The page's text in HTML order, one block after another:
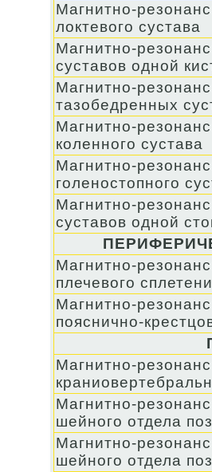
Магнитно-
локтевого сустава
Магнитно-
суставов одной
Магнитно-
тазобедренных
Магнитно-
коленного сустава
Магнитно-
голеностопного
Магнитно-
суставов одной
Магнитно-
плечевого
Магнитно-
пояснично-
Магнитно-
Магнитно-
шейного отдела
Магнитно-
шейного отдела